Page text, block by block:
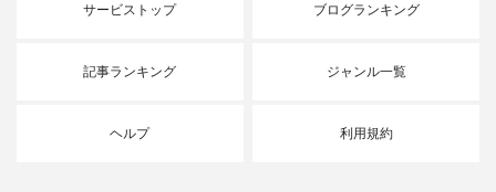
サービストップ ブログランキング
記事ランキング ジャンル一覧
ヘルプ 利用規約